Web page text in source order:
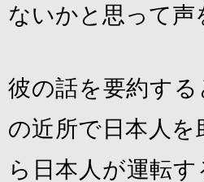
ないかと思って
彼の話を要約す
の近所で日本人
ら日本人が運転